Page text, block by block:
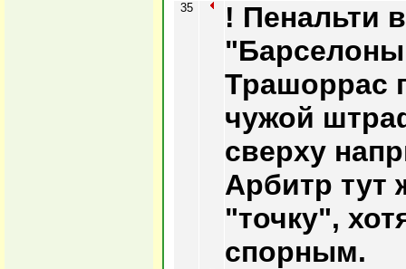
35
! Пенальти
Трашоррас
чужой
сверху
Арбитр тут
"точку",
спорным.